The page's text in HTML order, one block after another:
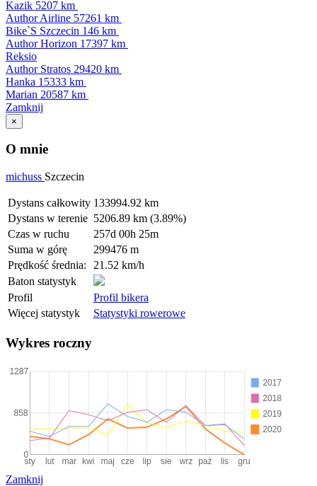
Kazik 5207 km
Author Airline 57261 km
Bike`S Szczecin 146 km
Author Horizon 17397 km
Reksio
Author Stratos 29420 km
Hanka 15333 km
Marian 20587 km
Zamknij
×
O mnie
michuss Szczecin
Dystans całkowity 133994.92 km
Dystans w terenie 5206.89 km (3.89%)
Czas w ruchu
257d 00h 25m
Suma w górę
299476 m
Prędkość średnia:
21.52 km/h
Baton statystyk
Profil
Profil bikera
Więcej statystyk
Statystyki rowerowe
Wykres roczny
Zamknij